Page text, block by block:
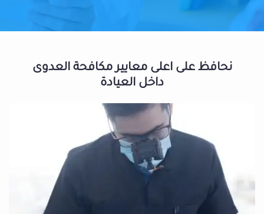
نحافظ على اعلى معايير مكافحة العدوى
داخل العيادة